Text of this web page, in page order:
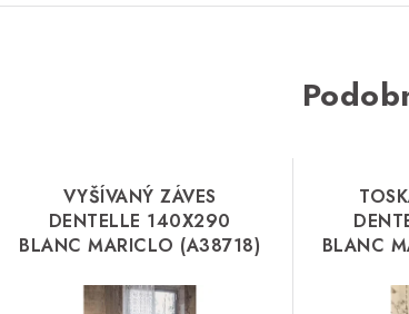
VYŠÍVANÝ ZÁVES
DENTELLE 140X290
BLANC MARICLO (A38718)
BLANC